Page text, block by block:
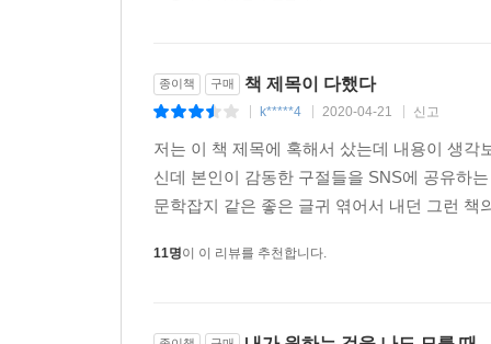
종이책 구매 책 제목이 다했다
k*****4 2020-04-21 신고
저는 이 책 제목에 혹해서 샀는데 내용이 생
신데 본인이 감동한 구절들을 SNS에 공유하
문학잡지 같은 좋은 글귀 엮어서 내던 그런
11명이 이 리뷰를 추천합니다.